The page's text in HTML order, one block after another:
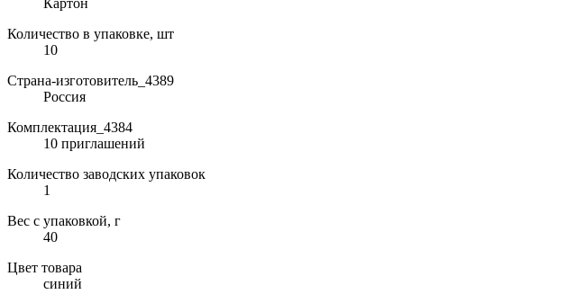
Картон
Количество в упаковке, шт
10
Страна-изготовитель_4389
Россия
Комплектация_4384
10 приглашений
Количество заводских упаковок
1
Вес с упаковкой, г
40
Цвет товара
синий